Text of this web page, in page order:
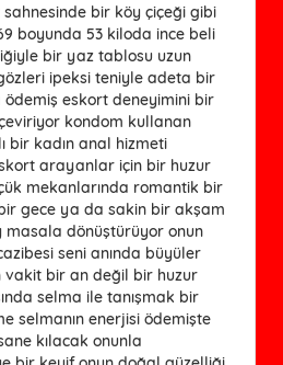
bir köy çiçeği gibi
boyunda 53 kiloda ince beli
bir yaz tablosu uzun
ipeksi teniyle adeta bir
eskort deneyimini bir
kondom kullanan
bir kadın anal hizmeti
arayanlar için bir huzur
mekanlarında romantik bir
gece ya da sakin bir akşam
masala dönüştürüyor onun
seni anında büyüler
vakit bir an değil bir huzur
selma ile tanışmak bir
selmanın enerjisi ödemişte
kılacak onunla